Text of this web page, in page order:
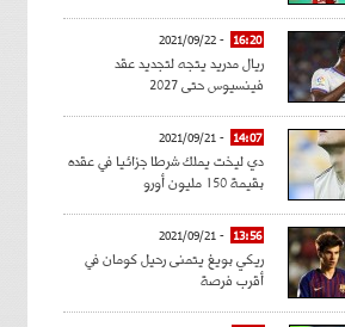
16:20
- 2021/09/22
ريال مدريد يتجه لتجديد عقد
فينسيوس حتى 2027
14:07
- 2021/09/21
دي ليخت يملك شرطا جزائيا في عقده
بقيمة 150 مليون أورو
13:56
- 2021/09/21
ريكي بويغ يتمنى رحيل كومان في
أقرب فرصة